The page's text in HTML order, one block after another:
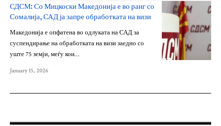
СДСМ: Со Мицкоски Македонија е во ранг со
Сомалија, САД ја запре обработката на визи
Македонија е опфатена во одлуката на САД за
суспендирање на обработката на визи заедно со
уште 75 земји, меѓу кои…
January 15, 2026